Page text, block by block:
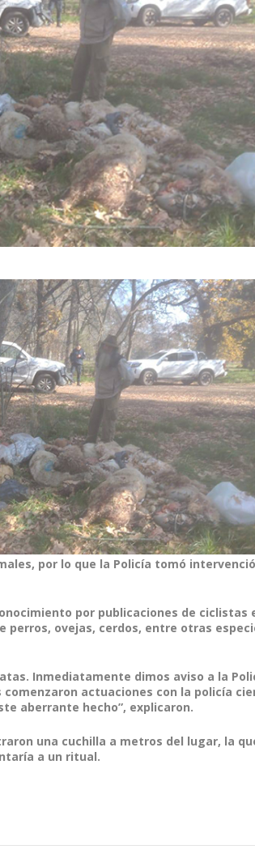
por lo que la Policía tomó
por publicaciones de ciclistas
perros, ovejas, cerdos, entre otras
Inmediatamente dimos aviso a la
actuaciones con la policía
aberrante hecho”, explicaron.
una cuchilla a metros del lugar, la
a un ritual.